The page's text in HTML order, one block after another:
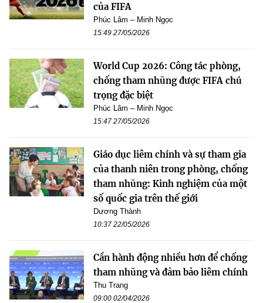
của FIFA
Phúc Lâm – Minh Ngọc
15:49 27/05/2026
World Cup 2026: Công tác phòng,
chống tham nhũng được FIFA chú
trọng đặc biệt
Phúc Lâm – Minh Ngọc
15:47 27/05/2026
Giáo dục liêm chính và sự tham gia
của thanh niên trong phòng, chống
tham nhũng: Kinh nghiệm của một
số quốc gia trên thế giới
Dương Thành
10:37 22/05/2026
Cần hành động nhiều hơn để chống
tham nhũng và đảm bảo liêm chính
Thu Trang
09:00 02/04/2026